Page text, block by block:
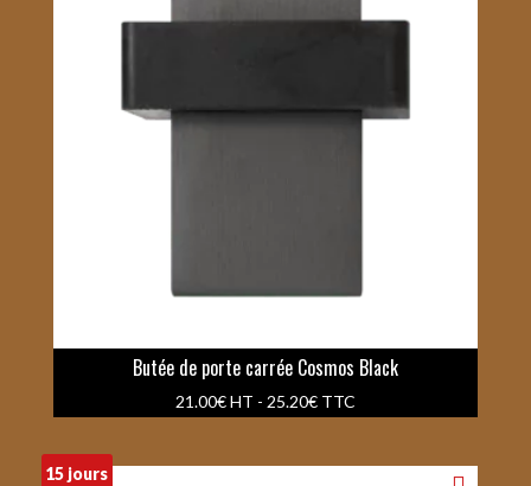
Butée de porte carrée Cosmos Black
21.00€HT - 25.20€TTC
15 jours